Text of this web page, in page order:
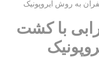
با کشت